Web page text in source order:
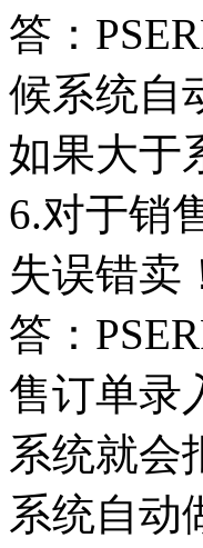
答：
候系统自
如果大于
6.对于销
失误错卖
答：
售订单录
系统就会
系统自动